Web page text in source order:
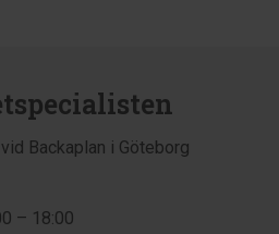
Backaplan i Göteborg
– 18:00